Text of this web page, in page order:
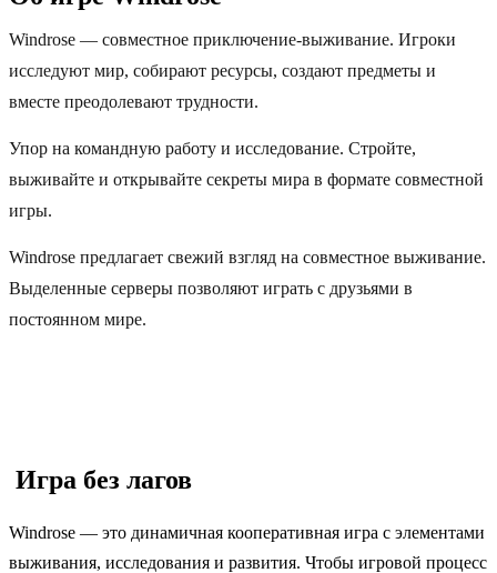
Windrose — совместное приключение-выживание. Игроки
исследуют мир, собирают ресурсы, создают предметы и
вместе преодолевают трудности.
Упор на командную работу и исследование. Стройте,
выживайте и открывайте секреты мира в формате совместной
игры.
Windrose предлагает свежий взгляд на совместное выживание.
Выделенные серверы позволяют играть с друзьями в
постоянном мире.
️ Игра без лагов
Windrose — это динамичная кооперативная игра с элементами
выживания, исследования и развития. Чтобы игровой процесс